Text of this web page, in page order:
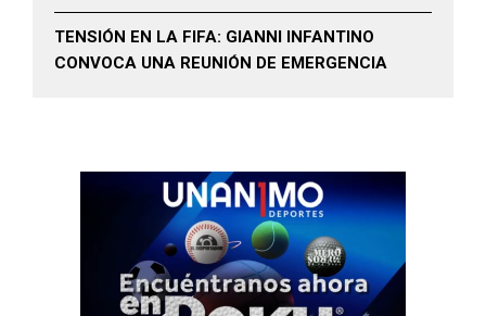
TENSIÓN EN LA FIFA: GIANNI INFANTINO
CONVOCA UNA REUNIÓN DE EMERGENCIA